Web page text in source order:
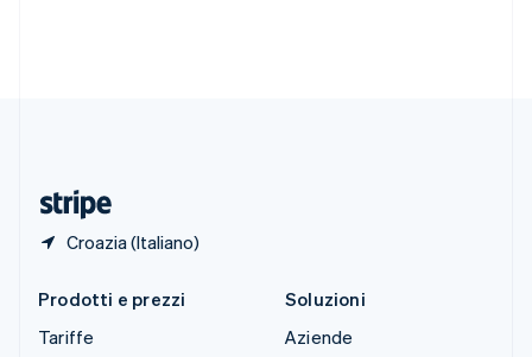
Croazia (Italiano)
Prodotti e prezzi
Tariffe
Soluzioni
Aziende